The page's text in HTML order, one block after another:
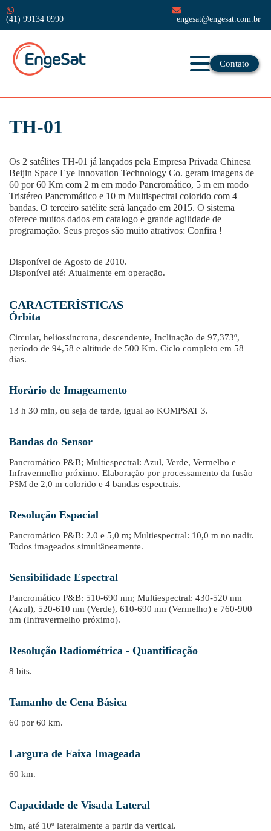
(41) 99134 0990 engesat@engesat.com.br
Contato
TH-01
Os 2 satélites TH-01 já lançados pela Empresa Privada Chinesa
Beijin Space Eye Innovation Technology Co. geram imagens de
60 por 60 Km com 2 m em modo Pancromático, 5 m em modo
Tristéreo Pancromático e 10 m Multispectral colorido com 4
bandas. O terceiro satélite será lançado em 2015. O sistema
oferece muitos dados em catalogo e grande agilidade de
programação. Seus preços são muito atrativos: Confira !
Disponível de Agosto de 2010.
Disponível até: Atualmente em operação.
CARACTERÍSTICAS
Órbita
Circular, heliossíncrona, descendente, Inclinação de 97,373º,
período de 94,58 e altitude de 500 Km. Ciclo completo em 58
dias.
Horário de Imageamento
13 h 30 min, ou seja de tarde, igual ao KOMPSAT 3.
Bandas do Sensor
Pancromático P&B; Multiespectral: Azul, Verde, Vermelho e
Infravermelho próximo. Elaboração por processamento da fusão
PSM de 2,0 m colorido e 4 bandas espectrais.
Resolução Espacial
Pancromático P&B: 2.0 e 5,0 m; Multiespectral: 10,0 m no nadir.
Todos imageados simultâneamente.
Sensibilidade Espectral
Pancromático P&B: 510-690 nm; Multiespectral: 430-520 nm
(Azul), 520-610 nm (Verde), 610-690 nm (Vermelho) e 760-900
nm (Infravermelho próximo).
Resolução Radiométrica - Quantificação
8 bits.
Tamanho de Cena Básica
60 por 60 km.
Largura de Faixa Imageada
60 km.
Capacidade de Visada Lateral
Sim, até 10º lateralmente a partir da vertical.